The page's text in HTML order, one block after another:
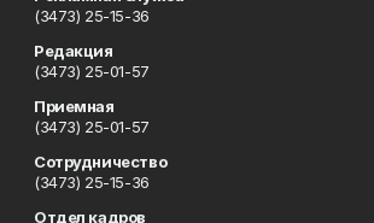
(3473) 25-15-36
Редакция
(3473) 25-01-57
Приемная
(3473) 25-01-57
Сотрудничество
(3473) 25-15-36
Отдел кадров